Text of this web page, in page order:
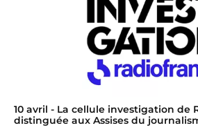
10 avril - La cellule investigation de
distinguée aux Assises du